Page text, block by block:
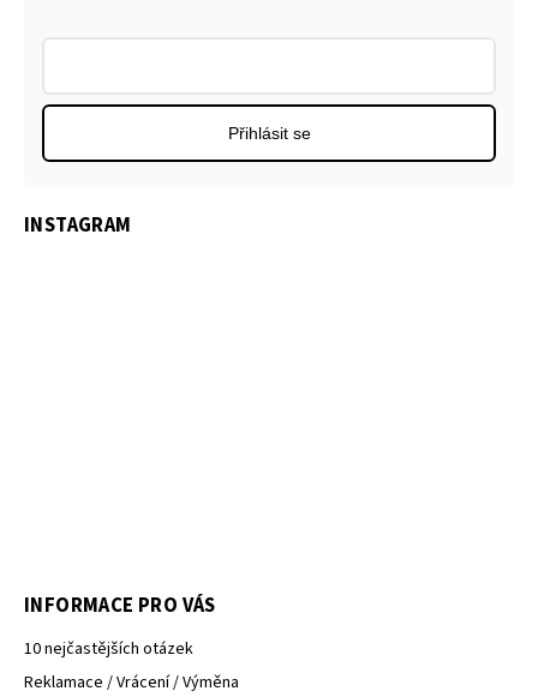
Přihlásit se
INSTAGRAM
INFORMACE PRO VÁS
10 nejčastějších otázek
Reklamace / Vrácení / Výměna